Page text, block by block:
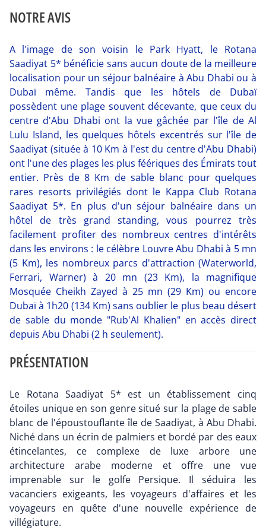
NOTRE AVIS
A l'image de son voisin le Park Hyatt, le Rotana
Saadiyat 5* bénéficie sans aucun doute de la meilleure
localisation pour un séjour balnéaire à Abu Dhabi ou à
Dubaï même. Tandis que les hôtels de Dubaï
possèdent une plage souvent décevante, que ceux du
centre d'Abu Dhabi ont la vue gâchée par l'île de Al
Lulu Island, les quelques hôtels excentrés sur l'île de
Saadiyat (située à 10 Km à l'est du centre d'Abu Dhabi)
ont l'une des plages les plus féériques des Émirats tout
entier. Près de 8 Km de sable blanc pour quelques
rares resorts privilégiés dont le Kappa Club Rotana
Saadiyat 5*. En plus d'un séjour balnéaire dans un
hôtel de très grand standing, vous pourrez très
facilement profiter des nombreux centres d'intérêts
dans les environs : le célèbre Louvre Abu Dhabi à 5 mn
(5 Km), les nombreux parcs d'attraction (Waterworld,
Ferrari, Warner) à 20 mn (23 Km), la magnifique
Mosquée Cheikh Zayed à 25 mn (29 Km) ou encore
Dubaï à 1h20 (134 Km) sans oublier le plus beau désert
de sable du monde "Rub'Al Khalien" en accès direct
depuis Abu Dhabi (2 h seulement).
PRÉSENTATION
Le Rotana Saadiyat 5* est un établissement cinq
étoiles unique en son genre situé sur la plage de sable
blanc de l'époustouflante île de Saadiyat, à Abu Dhabi.
Niché dans un écrin de palmiers et bordé par des eaux
étincelantes, ce complexe de luxe arbore une
architecture arabe moderne et offre une vue
imprenable sur le golfe Persique. Il séduira les
vacanciers exigeants, les voyageurs d'affaires et les
voyageurs en quête d'une nouvelle expérience de
villégiature.